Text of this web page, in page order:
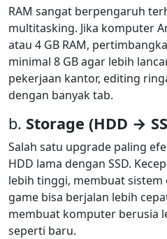
RAM sangat berpengaruh
multitasking. Jika komputer
atau 4 GB RAM,
minimal 8 GB agar lebih
pekerjaan kantor, editing
dengan banyak tab.
b. Storage (HDD →
Salah satu upgrade paling
HDD lama dengan SSD.
lebih tinggi, membuat sistem
game bisa berjalan lebih
membuat komputer berusia
seperti baru.